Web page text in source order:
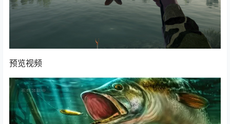
预览视频